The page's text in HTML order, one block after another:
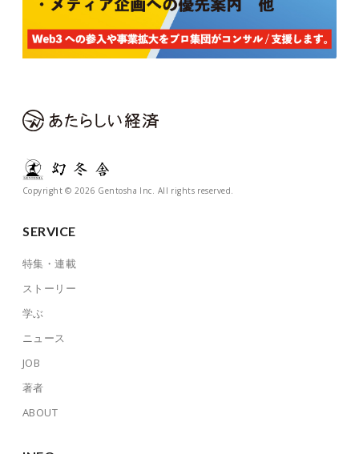
Copyright © 2026 Gentosha Inc. All rights reserved.
SERVICE
特集・連載
ストーリー
学ぶ
ニュース
JOB
著者
ABOUT